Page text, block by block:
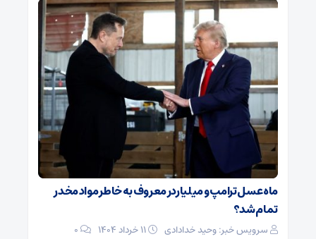
ماه عسل ترامپ و میلیاردر معروف به خاطر مواد مخدر
تمام شد؟
سرویس خبر: وحید خدادادی 0